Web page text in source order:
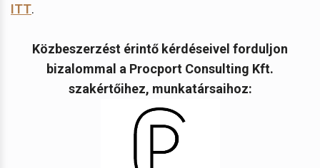
ITT.
Közbeszerzést érintő kérdéseivel forduljon
bizalommal a Procport Consulting Kft.
szakértőihez, munkatársaihoz: